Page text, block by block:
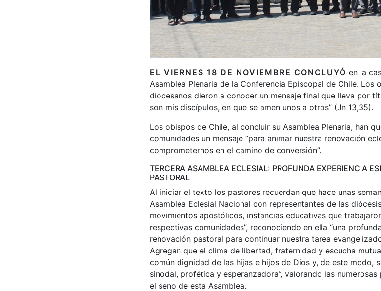
EL VIERNES 18 DE NOVIEMBRE CONCLUYÓ en la
Asamblea Plenaria de la Conferencia Episcopal de Chile. Los
diocesanos dieron a conocer un mensaje final que lleva por
son mis discípulos, en que se amen unos a otros” (Jn 13,35).
Los obispos de Chile, al concluir su Asamblea Plenaria, han
comunidades un mensaje “para animar nuestra renovación
comprometernos en el camino de conversión”.
TERCERA ASAMBLEA ECLESIAL: PROFUNDA EXPERIENCIA
PASTORAL
Al iniciar el texto los pastores recuerdan que hace unas
Asamblea Eclesial Nacional con representantes de las
movimientos apostólicos, instancias educativas que
respectivas comunidades”, reconociendo en ella “una
renovación pastoral para continuar nuestra tarea
Agregan que el clima de libertad, fraternidad y escucha
común dignidad de las hijas e hijos de Dios y, de este modo,
sinodal, profética y esperanzadora”, valorando las
el seno de esta Asamblea.